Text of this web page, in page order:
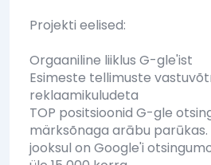
Projekti eelised:
Orgaaniline liiklus G-gle'ist
Esimeste tellimuste
reklaamikuludeta
TOP positsioonid G-gle
märksõnaga arābu parūkas.
jooksul on Google'i